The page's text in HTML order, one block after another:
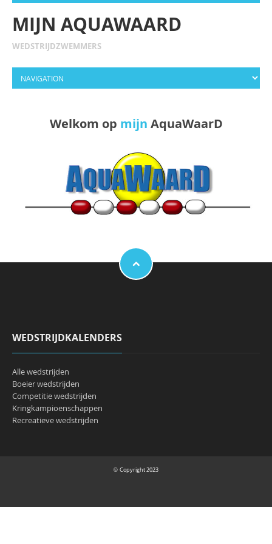
MIJN AQUAWAARD
WEDSTRIJDZWEMMERS
Welkom op mijn AquaWaarD
WEDSTRIJDKALENDERS
Alle wedstrijden
Boeier wedstrijden
Competitie wedstrijden
Kringkampioenschappen
Recreatieve wedstrijden
© Copyright 2023